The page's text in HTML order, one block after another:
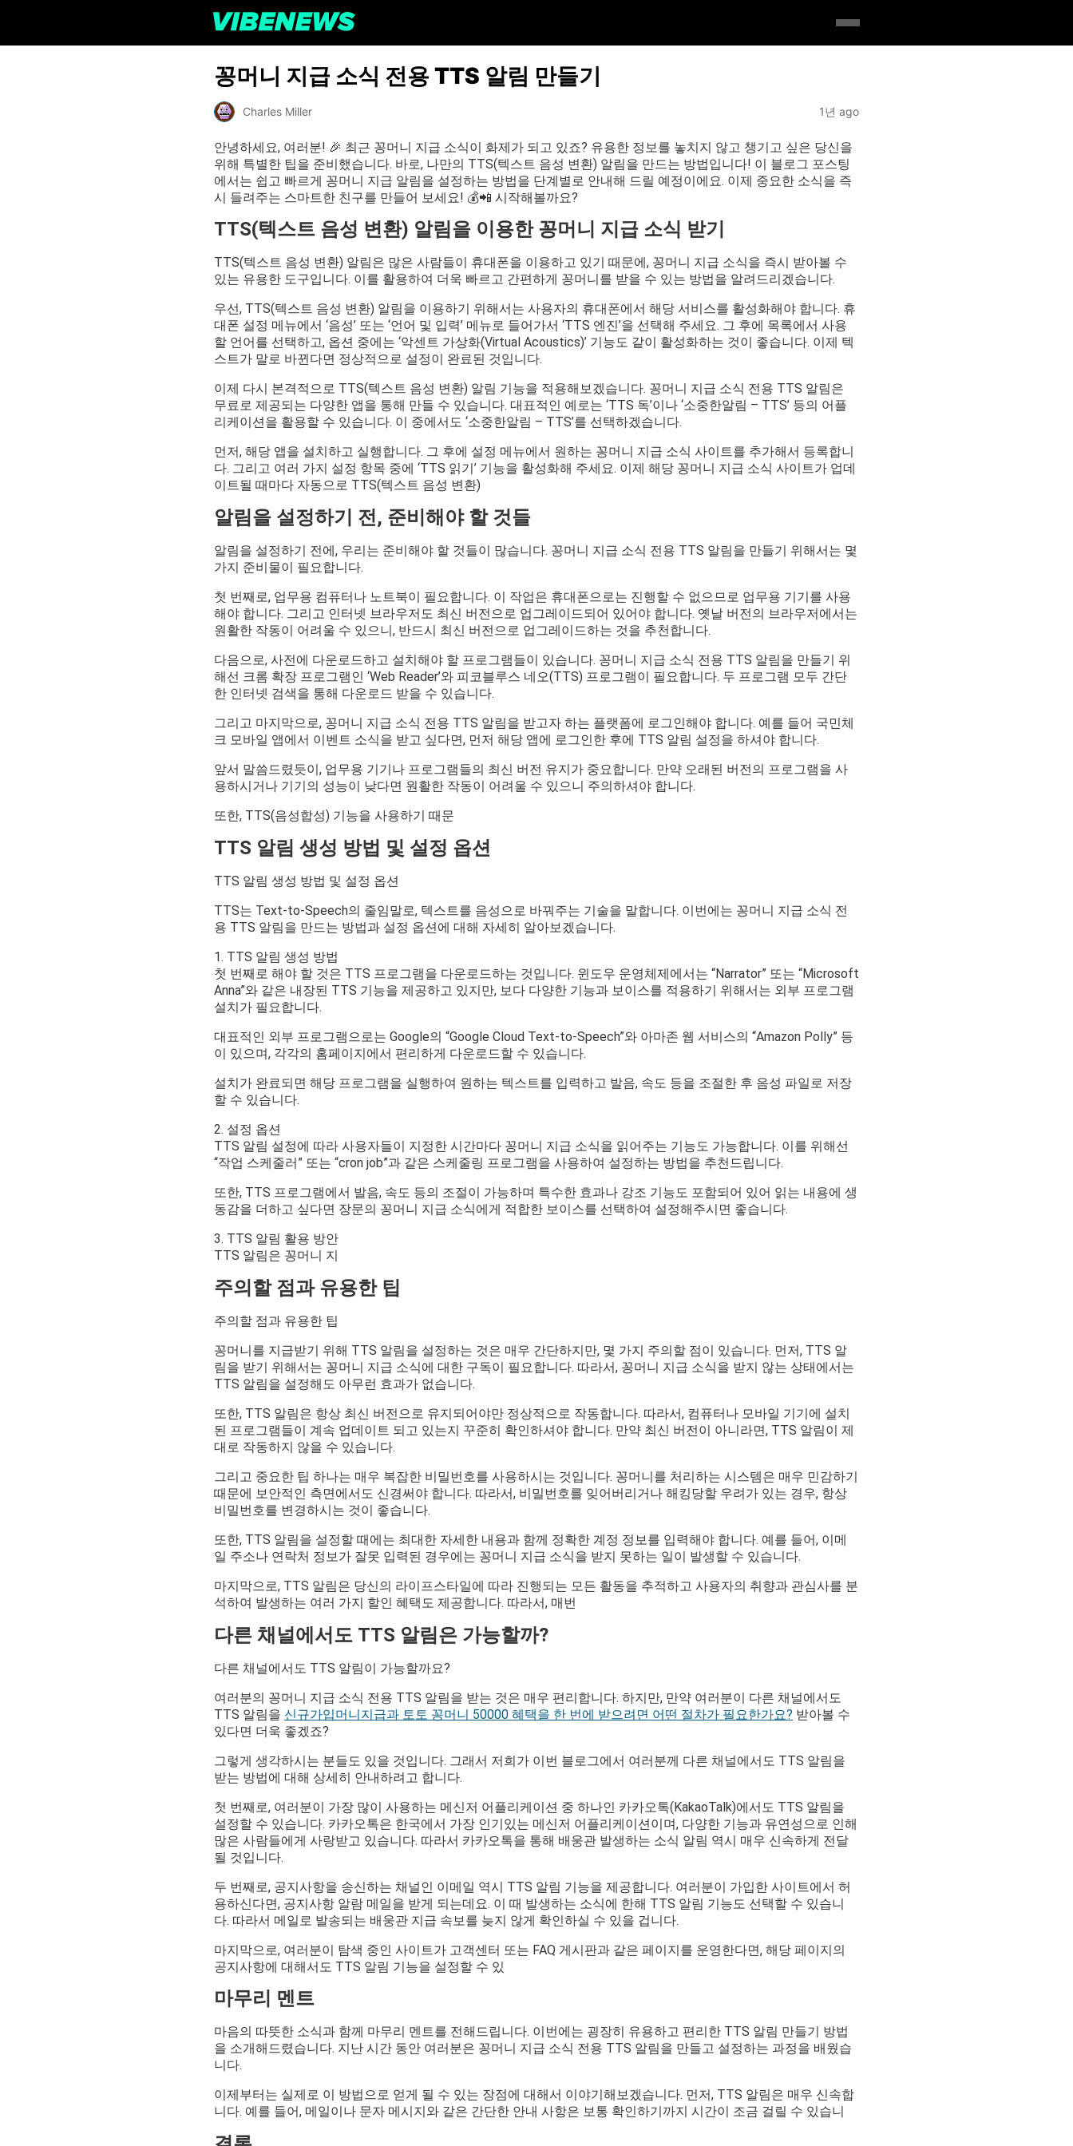
꽁머니 지급 소식 전용 TTS 알림 만들기
Charles Miller 1년 ago
안녕하세요, 여러분! 🎉 최근 꽁머니 지급 소식이 화제가 되고 있죠? 유용한 정보를 놓치지 않고 챙기고 싶은 당신을
위해 특별한 팁을 준비했습니다. 바로, 나만의 TTS(텍스트 음성 변환) 알림을 만드는 방법입니다! 이 블로그 포스팅
에서는 쉽고 빠르게 꽁머니 지급 알림을 설정하는 방법을 단계별로 안내해 드릴 예정이에요. 이제 중요한 소식을 즉
시 들려주는 스마트한 친구를 만들어 보세요! 💰📲 시작해볼까요?
TTS(텍스트 음성 변환) 알림을 이용한 꽁머니 지급 소식 받기
TTS(텍스트 음성 변환) 알림은 많은 사람들이 휴대폰을 이용하고 있기 때문에, 꽁머니 지급 소식을 즉시 받아볼 수
있는 유용한 도구입니다. 이를 활용하여 더욱 빠르고 간편하게 꽁머니를 받을 수 있는 방법을 알려드리겠습니다.
우선, TTS(텍스트 음성 변환) 알림을 이용하기 위해서는 사용자의 휴대폰에서 해당 서비스를 활성화해야 합니다. 휴
대폰 설정 메뉴에서 ‘음성’ 또는 ‘언어 및 입력’ 메뉴로 들어가서 ‘TTS 엔진’을 선택해 주세요. 그 후에 목록에서 사용
할 언어를 선택하고, 옵션 중에는 ‘악센트 가상화(Virtual Acoustics)’ 기능도 같이 활성화하는 것이 좋습니다. 이제 텍
스트가 말로 바뀐다면 정상적으로 설정이 완료된 것입니다.
이제 다시 본격적으로 TTS(텍스트 음성 변환) 알림 기능을 적용해보겠습니다. 꽁머니 지급 소식 전용 TTS 알림은
무료로 제공되는 다양한 앱을 통해 만들 수 있습니다. 대표적인 예로는 ‘TTS 독’이나 ‘소중한알림 – TTS’ 등의 어플
리케이션을 활용할 수 있습니다. 이 중에서도 ‘소중한알림 – TTS’를 선택하겠습니다.
먼저, 해당 앱을 설치하고 실행합니다. 그 후에 설정 메뉴에서 원하는 꽁머니 지급 소식 사이트를 추가해서 등록합니
다. 그리고 여러 가지 설정 항목 중에 ‘TTS 읽기’ 기능을 활성화해 주세요. 이제 해당 꽁머니 지급 소식 사이트가 업데
이트될 때마다 자동으로 TTS(텍스트 음성 변환)
알림을 설정하기 전, 준비해야 할 것들
알림을 설정하기 전에, 우리는 준비해야 할 것들이 많습니다. 꽁머니 지급 소식 전용 TTS 알림을 만들기 위해서는 몇
가지 준비물이 필요합니다.
첫 번째로, 업무용 컴퓨터나 노트북이 필요합니다. 이 작업은 휴대폰으로는 진행할 수 없으므로 업무용 기기를 사용
해야 합니다. 그리고 인터넷 브라우저도 최신 버전으로 업그레이드되어 있어야 합니다. 옛날 버전의 브라우저에서는
원활한 작동이 어려울 수 있으니, 반드시 최신 버전으로 업그레이드하는 것을 추천합니다.
다음으로, 사전에 다운로드하고 설치해야 할 프로그램들이 있습니다. 꽁머니 지급 소식 전용 TTS 알림을 만들기 위
해선 크롬 확장 프로그램인 ‘Web Reader’와 피코블루스 네오(TTS) 프로그램이 필요합니다. 두 프로그램 모두 간단
한 인터넷 검색을 통해 다운로드 받을 수 있습니다.
그리고 마지막으로, 꽁머니 지급 소식 전용 TTS 알림을 받고자 하는 플랫폼에 로그인해야 합니다. 예를 들어 국민체
크 모바일 앱에서 이벤트 소식을 받고 싶다면, 먼저 해당 앱에 로그인한 후에 TTS 알림 설정을 하셔야 합니다.
앞서 말씀드렸듯이, 업무용 기기나 프로그램들의 최신 버전 유지가 중요합니다. 만약 오래된 버전의 프로그램을 사
용하시거나 기기의 성능이 낮다면 원활한 작동이 어려울 수 있으니 주의하셔야 합니다.
또한, TTS(음성합성) 기능을 사용하기 때문
TTS 알림 생성 방법 및 설정 옵션
TTS 알림 생성 방법 및 설정 옵션
TTS는 Text-to-Speech의 줄임말로, 텍스트를 음성으로 바꿔주는 기술을 말합니다. 이번에는 꽁머니 지급 소식 전
용 TTS 알림을 만드는 방법과 설정 옵션에 대해 자세히 알아보겠습니다.
1. TTS 알림 생성 방법
첫 번째로 해야 할 것은 TTS 프로그램을 다운로드하는 것입니다. 윈도우 운영체제에서는 “Narrator” 또는 “Microsoft
Anna”와 같은 내장된 TTS 기능을 제공하고 있지만, 보다 다양한 기능과 보이스를 적용하기 위해서는 외부 프로그램
설치가 필요합니다.
대표적인 외부 프로그램으로는 Google의 “Google Cloud Text-to-Speech”와 아마존 웹 서비스의 “Amazon Polly” 등
이 있으며, 각각의 홈페이지에서 편리하게 다운로드할 수 있습니다.
설치가 완료되면 해당 프로그램을 실행하여 원하는 텍스트를 입력하고 발음, 속도 등을 조절한 후 음성 파일로 저장
할 수 있습니다.
2. 설정 옵션
TTS 알림 설정에 따라 사용자들이 지정한 시간마다 꽁머니 지급 소식을 읽어주는 기능도 가능합니다. 이를 위해선
“작업 스케줄러” 또는 “cron job”과 같은 스케줄링 프로그램을 사용하여 설정하는 방법을 추천드립니다.
또한, TTS 프로그램에서 발음, 속도 등의 조절이 가능하며 특수한 효과나 강조 기능도 포함되어 있어 읽는 내용에 생
동감을 더하고 싶다면 장문의 꽁머니 지급 소식에게 적합한 보이스를 선택하여 설정해주시면 좋습니다.
3. TTS 알림 활용 방안
TTS 알림은 꽁머니 지
주의할 점과 유용한 팁
주의할 점과 유용한 팁
꽁머니를 지급받기 위해 TTS 알림을 설정하는 것은 매우 간단하지만, 몇 가지 주의할 점이 있습니다. 먼저, TTS 알
림을 받기 위해서는 꽁머니 지급 소식에 대한 구독이 필요합니다. 따라서, 꽁머니 지급 소식을 받지 않는 상태에서는
TTS 알림을 설정해도 아무런 효과가 없습니다.
또한, TTS 알림은 항상 최신 버전으로 유지되어야만 정상적으로 작동합니다. 따라서, 컴퓨터나 모바일 기기에 설치
된 프로그램들이 계속 업데이트 되고 있는지 꾸준히 확인하셔야 합니다. 만약 최신 버전이 아니라면, TTS 알림이 제
대로 작동하지 않을 수 있습니다.
그리고 중요한 팁 하나는 매우 복잡한 비밀번호를 사용하시는 것입니다. 꽁머니를 처리하는 시스템은 매우 민감하기
때문에 보안적인 측면에서도 신경써야 합니다. 따라서, 비밀번호를 잊어버리거나 해킹당할 우려가 있는 경우, 항상
비밀번호를 변경하시는 것이 좋습니다.
또한, TTS 알림을 설정할 때에는 최대한 자세한 내용과 함께 정확한 계정 정보를 입력해야 합니다. 예를 들어, 이메
일 주소나 연락처 정보가 잘못 입력된 경우에는 꽁머니 지급 소식을 받지 못하는 일이 발생할 수 있습니다.
마지막으로, TTS 알림은 당신의 라이프스타일에 따라 진행되는 모든 활동을 추적하고 사용자의 취향과 관심사를 분
석하여 발생하는 여러 가지 할인 혜택도 제공합니다. 따라서, 매번
다른 채널에서도 TTS 알림은 가능할까?
다른 채널에서도 TTS 알림이 가능할까요?
여러분의 꽁머니 지급 소식 전용 TTS 알림을 받는 것은 매우 편리합니다. 하지만, 만약 여러분이 다른 채널에서도
TTS 알림을 신규가입머니지급과 토토 꽁머니 50000 혜택을 한 번에 받으려면 어떤 절차가 필요한가요? 받아볼 수
있다면 더욱 좋겠죠?
그렇게 생각하시는 분들도 있을 것입니다. 그래서 저희가 이번 블로그에서 여러분께 다른 채널에서도 TTS 알림을
받는 방법에 대해 상세히 안내하려고 합니다.
첫 번째로, 여러분이 가장 많이 사용하는 메신저 어플리케이션 중 하나인 카카오톡(KakaoTalk)에서도 TTS 알림을
설정할 수 있습니다. 카카오톡은 한국에서 가장 인기있는 메신저 어플리케이션이며, 다양한 기능과 유연성으로 인해
많은 사람들에게 사랑받고 있습니다. 따라서 카카오톡을 통해 배웅관 발생하는 소식 알림 역시 매우 신속하게 전달
될 것입니다.
두 번째로, 공지사항을 송신하는 채널인 이메일 역시 TTS 알림 기능을 제공합니다. 여러분이 가입한 사이트에서 허
용하신다면, 공지사항 알람 메일을 받게 되는데요. 이 때 발생하는 소식에 한해 TTS 알림 기능도 선택할 수 있습니
다. 따라서 메일로 발송되는 배웅관 지급 속보를 늦지 않게 확인하실 수 있을 겁니다.
마지막으로, 여러분이 탐색 중인 사이트가 고객센터 또는 FAQ 게시판과 같은 페이지를 운영한다면, 해당 페이지의
공지사항에 대해서도 TTS 알림 기능을 설정할 수 있
마무리 멘트
마음의 따뜻한 소식과 함께 마무리 멘트를 전해드립니다. 이번에는 굉장히 유용하고 편리한 TTS 알림 만들기 방법
을 소개해드렸습니다. 지난 시간 동안 여러분은 꽁머니 지급 소식 전용 TTS 알림을 만들고 설정하는 과정을 배웠습
니다.
이제부터는 실제로 이 방법으로 얻게 될 수 있는 장점에 대해서 이야기해보겠습니다. 먼저, TTS 알림은 매우 신속합
니다. 예를 들어, 메일이나 문자 메시지와 같은 간단한 안내 사항은 보통 확인하기까지 시간이 조금 걸릴 수 있습니